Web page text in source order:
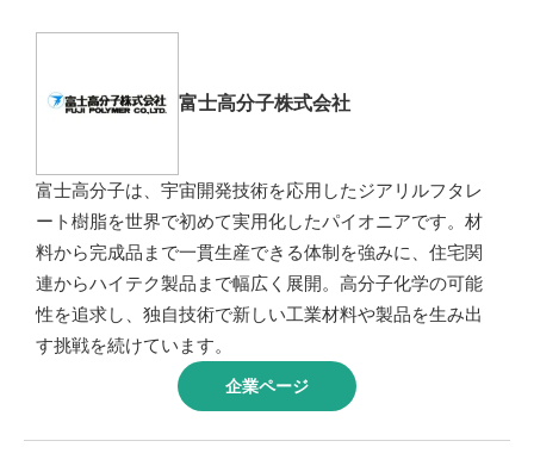
富士高分子株式会社
富士高分子は、宇宙開発技術を応用したジアリルフタレ
ート樹脂を世界で初めて実用化したパイオニアです。材
料から完成品まで一貫生産できる体制を強みに、住宅関
連からハイテク製品まで幅広く展開。高分子化学の可能
性を追求し、独自技術で新しい工業材料や製品を生み出
す挑戦を続けています。
企業ページ